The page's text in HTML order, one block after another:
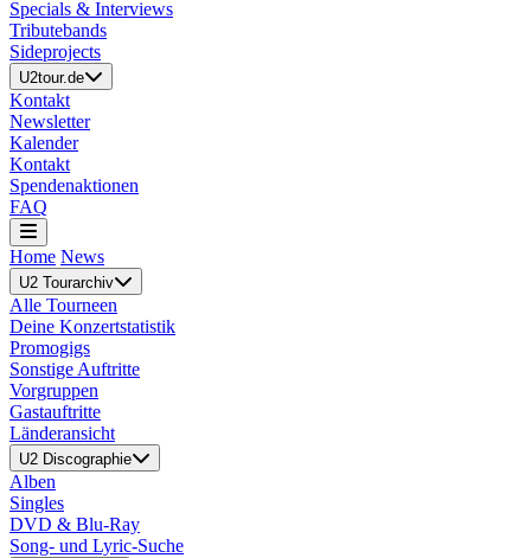
Specials & Interviews
Tributebands
Sideprojects
U2tour.de
Kontakt
Newsletter
Kalender
Kontakt
Spendenaktionen
FAQ
Home News
U2 Tourarchiv
Alle Tourneen
Deine Konzertstatistik
Promogigs
Sonstige Auftritte
Vorgruppen
Gastauftritte
Länderansicht
U2 Discographie
Alben
Singles
DVD & Blu-Ray
Song- und Lyric-Suche